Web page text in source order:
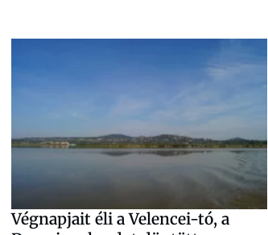
Végnapjait éli a Velencei-tó, a